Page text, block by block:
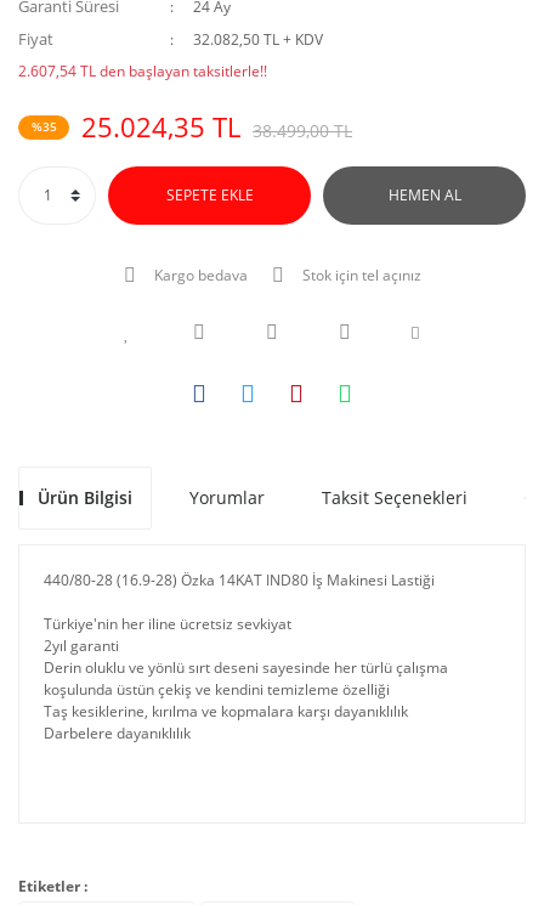
Garanti Süresi 24 Ay
Fiyat
32.082,50 TL + KDV
2.607,54 TL den başlayan taksitlerle!!
%35 25.024,35 TL 38.499,00 TL
SEPETE EKLE HEMEN AL
Kargo bedava Stok için tel açınız
Ürün Bilgisi Yorumlar Taksit Seçenekleri
440/80-28 (16.9-28) Özka 14KAT IND80 İş Makinesi Lastiği
Türkiye'nin her iline ücretsiz sevkiyat
2yıl garanti
Derin oluklu ve yönlü sırt deseni sayesinde her türlü çalışma
koşulunda üstün çekiş ve kendini temizleme özelliği
Taş kesiklerine, kırılma ve kopmalara karşı dayanıklılık
Darbelere dayanıklılık
Etiketler :